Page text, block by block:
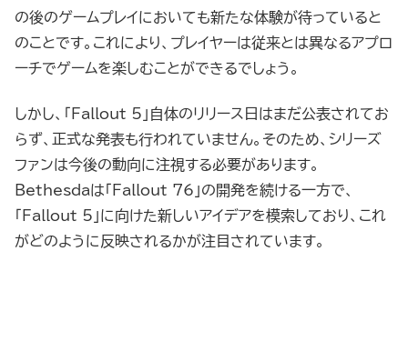
の後のゲームプレイにおいても新たな体験が待っていると
のことです。これにより、プレイヤーは従来とは異なるアプロ
ーチでゲームを楽しむことができるでしょう。
しかし、「Fallout 5」自体のリリース日はまだ公表されてお
らず、正式な発表も行われていません。そのため、シリーズ
ファンは今後の動向に注視する必要があります。
Bethesdaは「Fallout 76」の開発を続ける一方で、
「Fallout 5」に向けた新しいアイデアを模索しており、これ
がどのように反映されるかが注目されています。